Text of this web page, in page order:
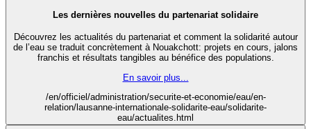
Les dernières nouvelles du partenariat solidaire
Découvrez les actualités du partenariat et comment la solidarité autour
de l’eau se traduit concrètement à Nouakchott: projets en cours, jalons
franchis et résultats tangibles au bénéfice des populations.
En savoir plus...
/en/officiel/administration/securite-et-economie/eau/en-
relation/lausanne-internationale-solidarite-eau/solidarite-
eau/actualites.html